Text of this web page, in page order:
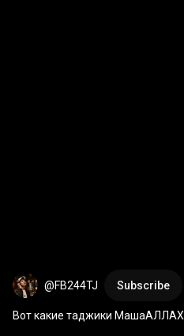
@FB244TJ Subscribe
Вот какие таджики МашаАЛЛАХ